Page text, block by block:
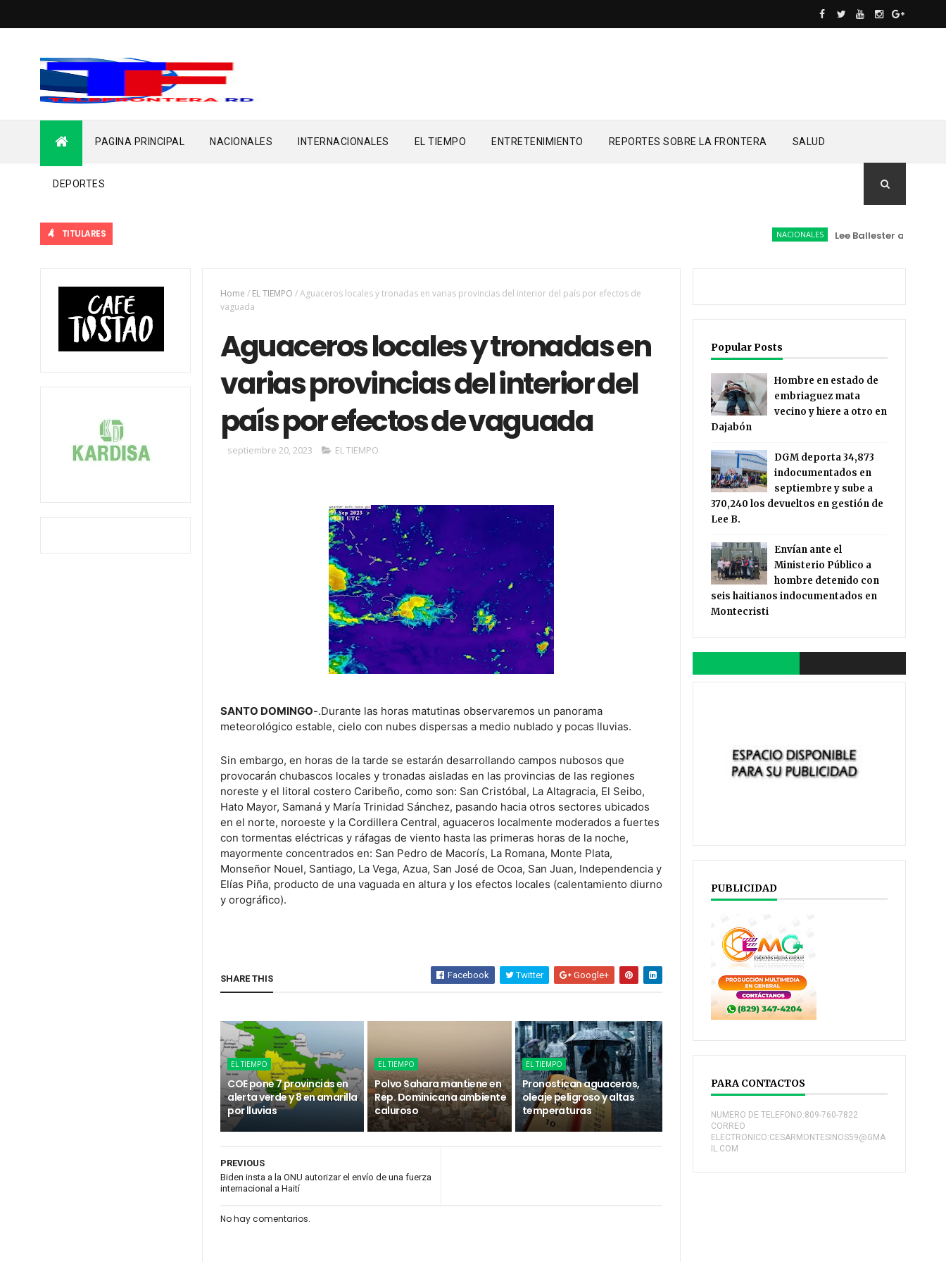
PAGINA PRINCIPAL NACIONALES INTERNACIONALES EL TIEMPO ENTRETENIMIENTO REPORTES SOBRE LA FRONTERA SALUD
DEPORTES
TITULARES NACIONALES Lee Ballester a los que se
Home / EL TIEMPO /Aguaceros locales y tronadas en varias provincias del interior del país por efectos de
vaguada
Aguaceros locales y tronadas en
varias provincias del interior del
país por efectos de vaguada
septiembre 20, 2023 EL TIEMPO
SANTO DOMINGO-.Durante las horas matutinas observaremos un panorama
meteorológico estable, cielo con nubes dispersas a medio nublado y pocas lluvias.
Sin embargo, en horas de la tarde se estarán desarrollando campos nubosos que
provocarán chubascos locales y tronadas aisladas en las provincias de las regiones
noreste y el litoral costero Caribeño, como son: San Cristóbal, La Altagracia, El Seibo,
Hato Mayor, Samaná y María Trinidad Sánchez, pasando hacia otros sectores ubicados
en el norte, noroeste y la Cordillera Central, aguaceros localmente moderados a fuertes
con tormentas eléctricas y ráfagas de viento hasta las primeras horas de la noche,
mayormente concentrados en: San Pedro de Macorís, La Romana, Monte Plata,
Monseñor Nouel, Santiago, La Vega, Azua, San José de Ocoa, San Juan, Independencia y
Elías Piña, producto de una vaguada en altura y los efectos locales (calentamiento diurno
y orográfico).
SHARE THIS Facebook Twitter Google+
EL TIEMPO
COE pone 7 provincias en
alerta verde y 8 en amarilla
por lluvias
EL TIEMPO
Polvo Sahara mantiene en
Rep. Dominicana ambiente
caluroso
EL TIEMPO
Pronostican aguaceros,
oleaje peligroso y altas
temperaturas
PREVIOUS
Biden insta a la ONU autorizar el envío de una fuerza
internacional a Haití
No hay comentarios.
Popular Posts
Hombre en estado de
embriaguez mata
vecino y hiere a otro en
Dajabón
DGM deporta 34,873
indocumentados en
septiembre y sube a
370,240 los devueltos en gestión de
Lee B.
Envían ante el
Ministerio Público a
hombre detenido con
seis haitianos indocumentados en
Montecristi
PUBLICIDAD
PARA CONTACTOS
NUMERO DE TELEFONO:809-760-7822
CORREO
ELECTRONICO:CESARMONTESINOS59@GMA
IL.COM